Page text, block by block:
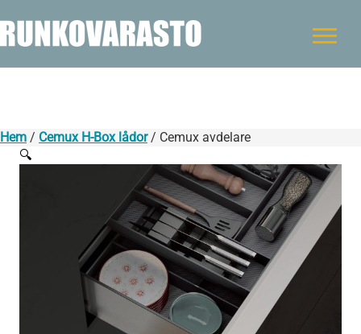
Hem / Cemux H-Box lådor/ Cemux avdelare
🔍